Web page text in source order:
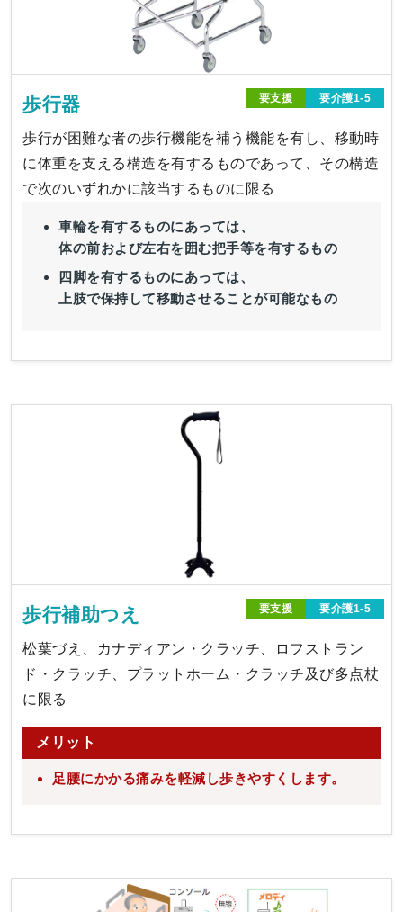
歩行器 要支援 要介護1-5
歩行が困難な者の歩行機能を補う機能を有し、移動時
に体重を支える構造を有するものであって、その構造
で次のいずれかに該当するものに限る
車輪を有するものにあっては、
体の前および左右を囲む把手等を有するもの
四脚を有するものにあっては、
上肢で保持して移動させることが可能なもの
歩行補助つえ 要支援 要介護1-5
松葉づえ、カナディアン・クラッチ、ロフストラン
ド・クラッチ、プラットホーム・クラッチ及び多点杖
に限る
メリット
足腰にかかる痛みを軽減し歩きやすくします。